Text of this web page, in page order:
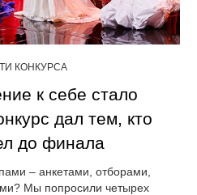
КОНКУРСА
к себе стало
дал тем, кто
до финала
– анкетами, отборами,
Мы попросили четырех